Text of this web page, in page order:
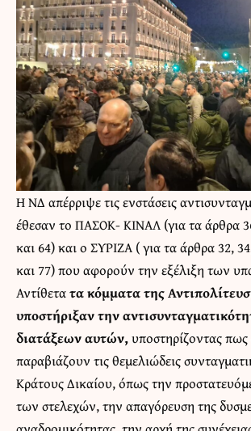
Η ΝΔ απέρριψε τις ενστάσεις
έθεσαν το ΠΑΣΟΚ- ΚΙΝΑΛ (για τα άρθρα
και 64) και ο ΣΥΡΙΖΑ ( για τα άρθρα 32,
και 77) που αφορούν την εξέλιξη των
Αντίθετατα κόμματα της
υποστήριξαν την
διατάξεων αυτών,υποστηρίζοντας
παραβιάζουν τις θεμελιώδεις
Κράτους Δικαίου, όπως την
των στελεχών, την απαγόρευση της